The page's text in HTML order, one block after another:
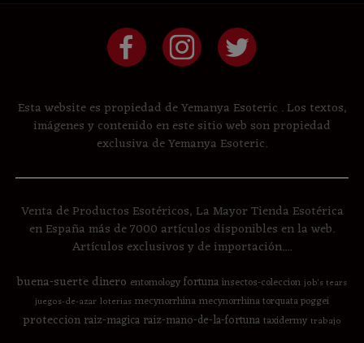
Esta website es propiedad de Yemanya Esoteric . Los textos,
imágenes y contenido en este sitio web son propiedad
exclusiva de Yemanya Esoteric.
Venta de Productos Esotéricos, La Mayor Tienda Esotérica
en España más de 7000 artículos disponibles en la web.
Artículos exclusivos y de importación....
buena-suertedinero entomologyfortunainsectos-coleccion job's tears
juegos-de-azar loterias mecynorrhinamecynorrhina torquata poggei
proteccion raiz-magica raiz-mano-de-la-fortunataxidermy trabajo